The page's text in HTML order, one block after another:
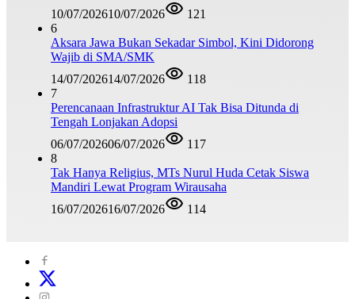
10/07/202610/07/2026
121
6
Aksara Jawa Bukan Sekadar Simbol, Kini Didorong
Wajib di SMA/SMK
14/07/202614/07/2026
118
7
Perencanaan Infrastruktur AI Tak Bisa Ditunda di
Tengah Lonjakan Adopsi
06/07/202606/07/2026
117
8
Tak Hanya Religius, MTs Nurul Huda Cetak Siswa
Mandiri Lewat Program Wirausaha
16/07/202616/07/2026 114